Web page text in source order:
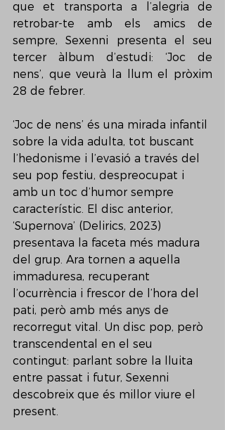
que et transporta a l’alegria de
retrobar-te amb els amics de
sempre, Sexenni presenta el seu
tercer àlbum d’estudi: ‘Joc de
nens’, que veurà la llum el pròxim
28 de febrer.
‘Joc de nens’ és una mirada infantil
sobre la vida adulta, tot buscant
l’hedonisme i l’evasió a través del
seu pop festiu, despreocupat i
amb un toc d’humor sempre
característic. El disc anterior,
‘Supernova’ (Delirics, 2023)
presentava la faceta més madura
del grup. Ara tornen a aquella
immaduresa, recuperant
l’ocurrència i frescor de l’hora del
pati, però amb més anys de
recorregut vital. Un disc pop, però
transcendental en el seu
contingut: parlant sobre la lluita
entre passat i futur, Sexenni
descobreix que és millor viure el
present.